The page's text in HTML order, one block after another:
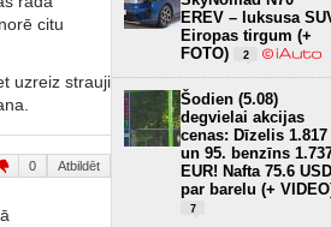
citu
uzreiz strauji
0 Atbildēt
EREV – luksusa
Eiropas tirgum (+
FOTO)
2
Šodien (5.08)
degvielai akcijas
cenas: Dīzelis 1.817
un 95. benzīns
EUR! Nafta 75.6 USD
par barelu (+
7